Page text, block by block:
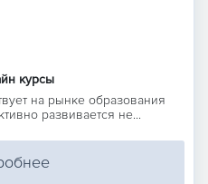
курсы
на рынке образования
развивается не...